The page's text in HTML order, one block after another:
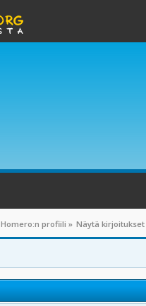
Homero:n profiili » Näytä kirjoitukset